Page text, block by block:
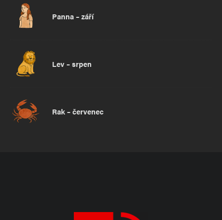
Panna – září
Lev – srpen
Rak – červenec